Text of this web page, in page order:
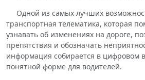
Одной из самых лучших
транспортная телематика, которая
узнавать об изменениях на дороге,
препятствия и обозначать
информация собирается в цифровом
понятной форме для водителей.